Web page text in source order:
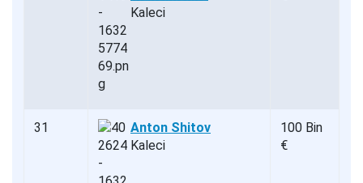
Kaleci
31
Anton Shitov
Kaleci
100 Bin
€